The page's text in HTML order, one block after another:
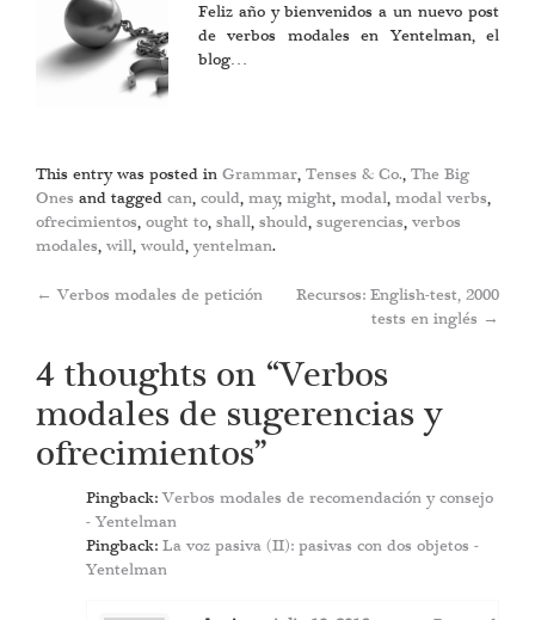
Feliz año y bienvenidos a un nuevo post
de verbos modales en Yentelman, el
blog…
This entry was posted in Grammar, Tenses & Co., The Big
Ones and tagged can, could, may, might, modal, modal verbs,
ofrecimientos, ought to, shall, should, sugerencias, verbos
modales, will, would, yentelman.
Post
navigation
← Verbos modales de petición
Recursos: English-test, 2000
tests en inglés →
4 thoughts on “Verbos
modales de sugerencias y
ofrecimientos”
Pingback:Verbos modales de recomendación y consejo
- Yentelman
Pingback: La voz pasiva (II): pasivas con dos objetos -
Yentelman